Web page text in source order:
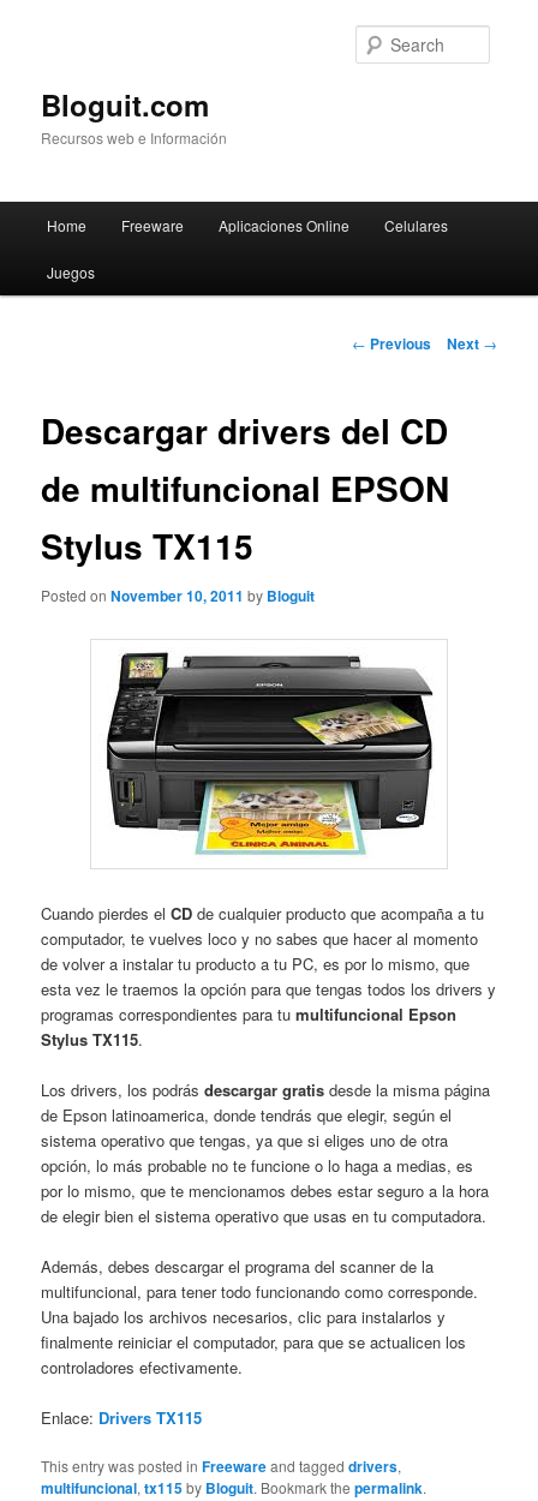
Bloguit.com
Recursos web e Información
Skip
to
Home Freeware Aplicaciones Online Celulares
Juegos
Post
← Previous Next →
Descargar drivers del CD
de multifuncional EPSON
Stylus TX115
Posted onNovember 10, 2011 by Bloguit
Cuando pierdes elCD de cualquier producto que acompaña a tu
computador, te vuelves loco y no sabes que hacer al momento
de volver a instalar tu producto a tu PC, es por lo mismo, que
esta vez le traemos la opción para que tengas todos los drivers y
programas correspondientes para tumultifuncional Epson
Stylus TX115.
Los drivers, los podrásdescargar gratis desde la misma página
de Epson latinoamerica, donde tendrás que elegir, según el
sistema operativo que tengas, ya que si eliges uno de otra
opción, lo más probable no te funcione o lo haga a medias, es
por lo mismo, que te mencionamos debes estar seguro a la hora
de elegir bien el sistema operativo que usas en tu computadora.
Además, debes descargar el programa del scanner de la
multifuncional, para tener todo funcionando como corresponde.
Una bajado los archivos necesarios, clic para instalarlos y
finalmente reiniciar el computador, para que se actualicen los
controladores efectivamente.
Enlace: Drivers TX115
This entry was posted inFreewareand taggeddrivers,
multifuncional,tx115by Bloguit. Bookmark thepermalink.